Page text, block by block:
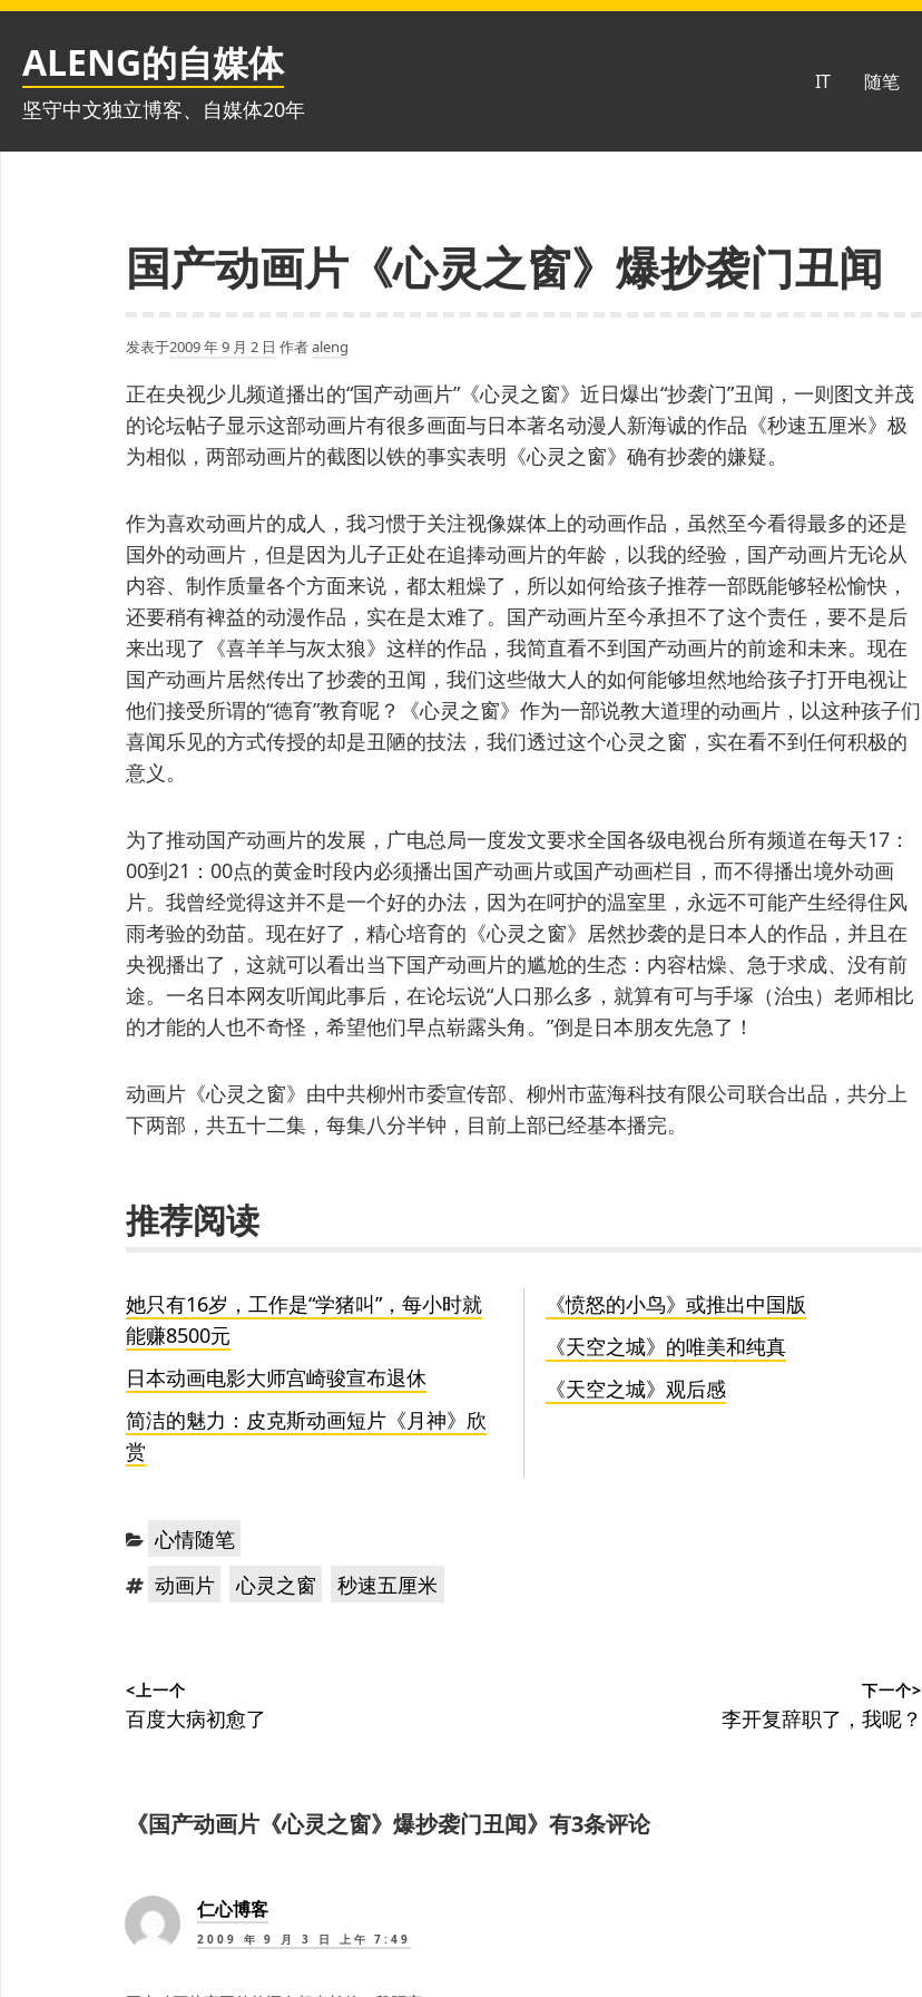
跳
ALENG的自媒体
坚守中文独立博客、自媒体20年
IT 随笔
国产动画片《心灵之窗》爆抄袭门丑闻
发表于2009 年 9 月 2 日 作者aleng
正在央视少儿频道播出的“国产动画片”《心灵之窗》近日爆出“抄袭门”丑闻，一则图文并茂
的论坛帖子显示这部动画片有很多画面与日本著名动漫人新海诚的作品《秒速五厘米》极
为相似，两部动画片的截图以铁的事实表明《心灵之窗》确有抄袭的嫌疑。
作为喜欢动画片的成人，我习惯于关注视像媒体上的动画作品，虽然至今看得最多的还是
国外的动画片，但是因为儿子正处在追捧动画片的年龄，以我的经验，国产动画片无论从
内容、制作质量各个方面来说，都太粗燥了，所以如何给孩子推荐一部既能够轻松愉快，
还要稍有裨益的动漫作品，实在是太难了。国产动画片至今承担不了这个责任，要不是后
来出现了《喜羊羊与灰太狼》这样的作品，我简直看不到国产动画片的前途和未来。现在
国产动画片居然传出了抄袭的丑闻，我们这些做大人的如何能够坦然地给孩子打开电视让
他们接受所谓的“德育”教育呢？《心灵之窗》作为一部说教大道理的动画片，以这种孩子们
喜闻乐见的方式传授的却是丑陋的技法，我们透过这个心灵之窗，实在看不到任何积极的
意义。
为了推动国产动画片的发展，广电总局一度发文要求全国各级电视台所有频道在每天17：
00到21：00点的黄金时段内必须播出国产动画片或国产动画栏目，而不得播出境外动画
片。我曾经觉得这并不是一个好的办法，因为在呵护的温室里，永远不可能产生经得住风
雨考验的劲苗。现在好了，精心培育的《心灵之窗》居然抄袭的是日本人的作品，并且在
央视播出了，这就可以看出当下国产动画片的尴尬的生态：内容枯燥、急于求成、没有前
途。一名日本网友听闻此事后，在论坛说“人口那么多，就算有可与手塚（治虫）老师相比
的才能的人也不奇怪，希望他们早点崭露头角。”倒是日本朋友先急了！
动画片《心灵之窗》由中共柳州市委宣传部、柳州市蓝海科技有限公司联合出品，共分上
下两部，共五十二集，每集八分半钟，目前上部已经基本播完。
推荐阅读
她只有16岁，工作是“学猪叫”，每小时就
能赚8500元
日本动画电影大师宫崎骏宣布退休
简洁的魅力：皮克斯动画短片《月神》欣
赏
《愤怒的小鸟》或推出中国版
《天空之城》的唯美和纯真
《天空之城》观后感
分 心情随笔
标 动画片 ，
心灵之窗 ，
秒速五厘米
章
航
<上一个
上
章：
百度大病初愈了
下一个>
下
李开复辞职了，我呢？
《国产动画片《心灵之窗》爆抄袭门丑闻》有3条评论
仁心博客
2009 年 9 月 3 日 上午 7:49